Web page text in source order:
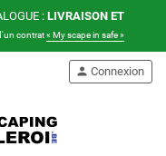
: LIVRAISON ET
contrat« My scape in safe »
person Connexion